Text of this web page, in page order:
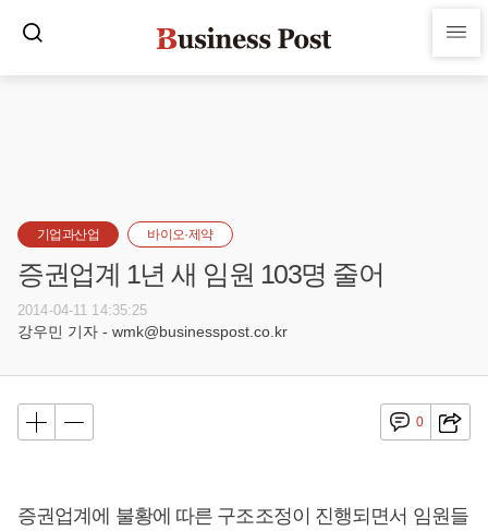
기업과산업 바이오·제약
증권업계 1년 새 임원 103명 줄어
2014-04-11 14:35:25
강우민 기자 - wmk@businesspost.co.kr
0
증권업계에 불황에 따른 구조조정이 진행되면서 임원들